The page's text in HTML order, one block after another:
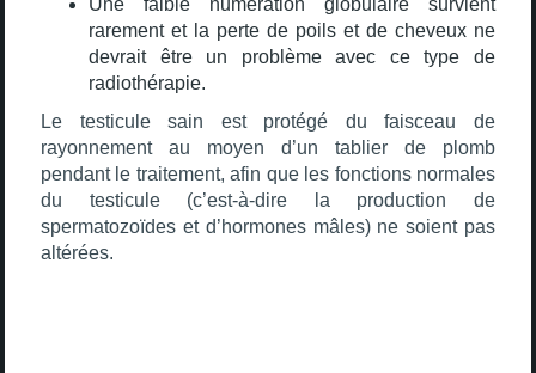
Une faible numération globulaire survient
rarement et la perte de poils et de cheveux ne
devrait être un problème avec ce type de
radiothérapie.
Le testicule sain est protégé du faisceau de
rayonnement au moyen d’un tablier de plomb
pendant le traitement, afin que les fonctions normales
du testicule (c’est-à-dire la production de
spermatozoïdes et d’hormones mâles) ne soient pas
altérées.